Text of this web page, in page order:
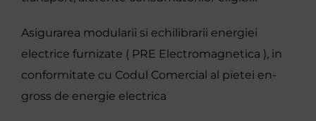
Contact
English
Asigurarea modularii si echilibrarii energiei
electrice furnizate ( PRE Electromagnetica ), in
conformitate cu Codul Comercial al pietei en-
gross de energie electrica